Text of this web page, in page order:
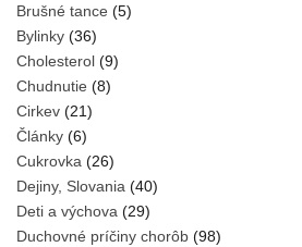
Brušné tance (5)
Bylinky (36)
Cholesterol (9)
Chudnutie (8)
Cirkev (21)
Články (6)
Cukrovka (26)
Dejiny, Slovania (40)
Deti a výchova (29)
Duchovné príčiny chorôb (98)